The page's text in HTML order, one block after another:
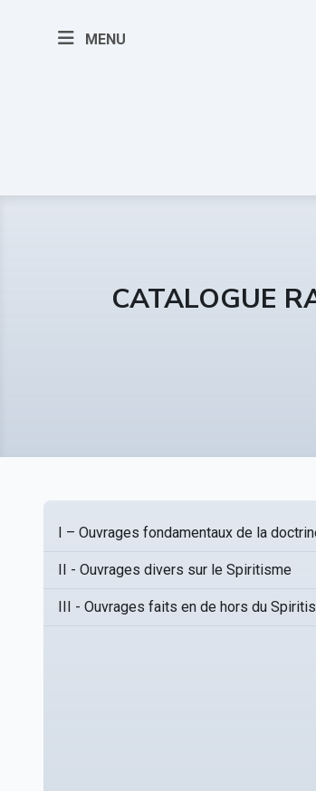
MENU
CATALOGUE
I – Ouvrages fondamentaux de la
II - Ouvrages divers sur le Spiritisme
III - Ouvrages faits en de hors du